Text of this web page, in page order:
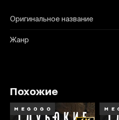
Оригинальное название
Жанр
Похожие